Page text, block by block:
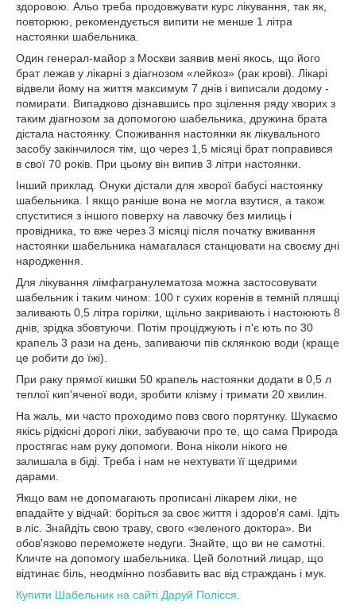
здоровою. Альо треба продовжувати курс лікування, так як,
повторюю, рекомендується випити не менше 1 літра
настоянки шабельника.
Один генерал-майор з Москви заявив мені якось, що його
брат лежав у лікарні з діагнозом «лейкоз» (рак крові). Лікарі
відвели йому на життя максимум 7 днів і виписали додому -
помирати. Випадково дізнавшись про зцілення ряду хворих з
таким діагнозом за допомогою шабельника, дружина брата
дістала настоянку. Споживання настоянки як лікувального
засобу закінчилося тім, що через 1,5 місяці брат поправився
в свої 70 років. При цьому він випив 3 літри настоянки.
Інший приклад. Онуки дістали для хворої бабусі настоянку
шабельника. І якщо раніше вона не могла взутися, а також
спуститися з іншого поверху на лавочку без милиць і
провідника, то вже через 3 місяці після початку вживання
настоянки шабельника намагалася станцювати на своєму дні
народження.
Для лікування лімфагранулематоза можна застосовувати
шабельник і таким чином: 100 г сухих коренів в темній пляшці
заливають 0,5 літра горілки, щільно закривають і настоюють 8
днів, зрідка збовтуючи. Потім проціджують і п'є ють по 30
крапель 3 рази на день, запиваючи пів склянкою води (краще
це робити до їжі).
При раку прямої кишки 50 крапель настоянки додати в 0,5 л
теплої кип'яченої води, зробити клізму і тримати 20 хвилин.
На жаль, ми часто проходимо повз свого порятунку. Шукаємо
якісь рідкісні дорогі ліки, забуваючи про те, що сама Природа
простягає нам руку допомоги. Вона ніколи нікого не
залишала в біді. Треба і нам не нехтувати її щедрими
дарами.
Якщо вам не допомагають прописані лікарем ліки, не
впадайте у відчай: боріться за своє життя і здоров'я самі. Ідіть
в ліс. Знайдіть свою траву, свого «зеленого доктора». Ви
обов'язково переможете недуги. Знайте, що ви не самотні.
Кличте на допомогу шабельника. Цей болотний лицар, що
відтинає біль, неодмінно позбавить вас від страждань і мук.
Купити Шабельник на сайті Даруй Полісся.